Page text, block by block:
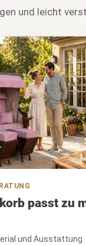
und leicht
passt zu
und Ausstattung